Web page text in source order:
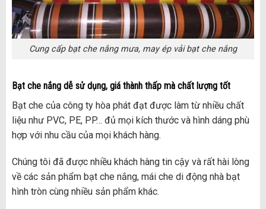
Cung cấp bạt che nắng mưa, may ép vải bạt che nắng
Bạt che nắng dễ sử dụng, giá thành thấp mà chất lượng tốt
Bạt che của công ty hòa phát đạt được làm từ nhiều chất
liệu như PVC, PE, PP… đủ mọi kích thước và hình dáng phù
hợp với nhu cầu của mọi khách hàng.
Chúng tôi đã được nhiều khách hàng tin cậy và rất hài lòng
về các sản phẩm bạt che nắng, mái che di động nhà bạt
hình tròn cùng nhiều sản phẩm khác.